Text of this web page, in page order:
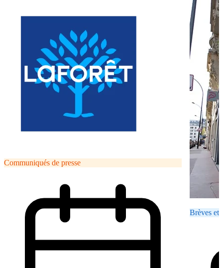
Communiqués de presse
Brèves et